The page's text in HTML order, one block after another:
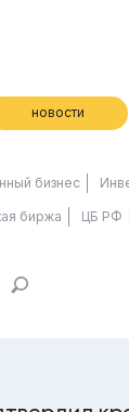
новости
бизнес
биржа ЦБ РФ